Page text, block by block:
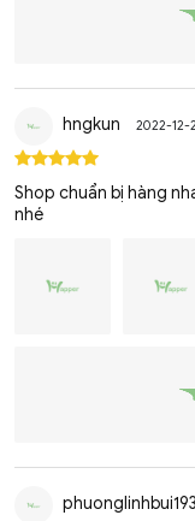
hngkun 2022-12-
Shop chuẩn bị hàng
nhé
phuonglinhbui193